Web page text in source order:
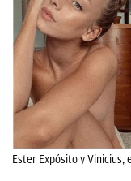
Ester Expósito y Vinicius,